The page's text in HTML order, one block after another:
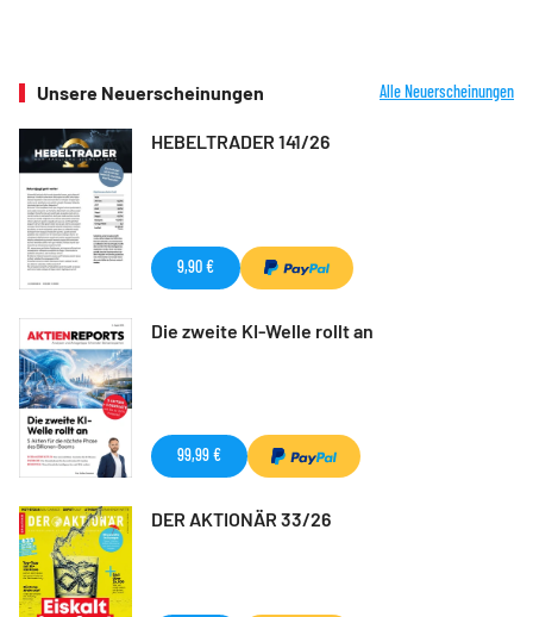
Unsere Neuerscheinungen Alle Neuerscheinungen
HEBELTRADER 141/26
9,90 €
Die zweite KI-Welle rollt an
99,99 €
DER AKTIONÄR 33/26